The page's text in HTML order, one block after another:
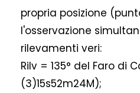
propria posizione
l'osservazione
rilevamenti veri:
Rilv = 135° del Faro di
(3)15s52m24M);